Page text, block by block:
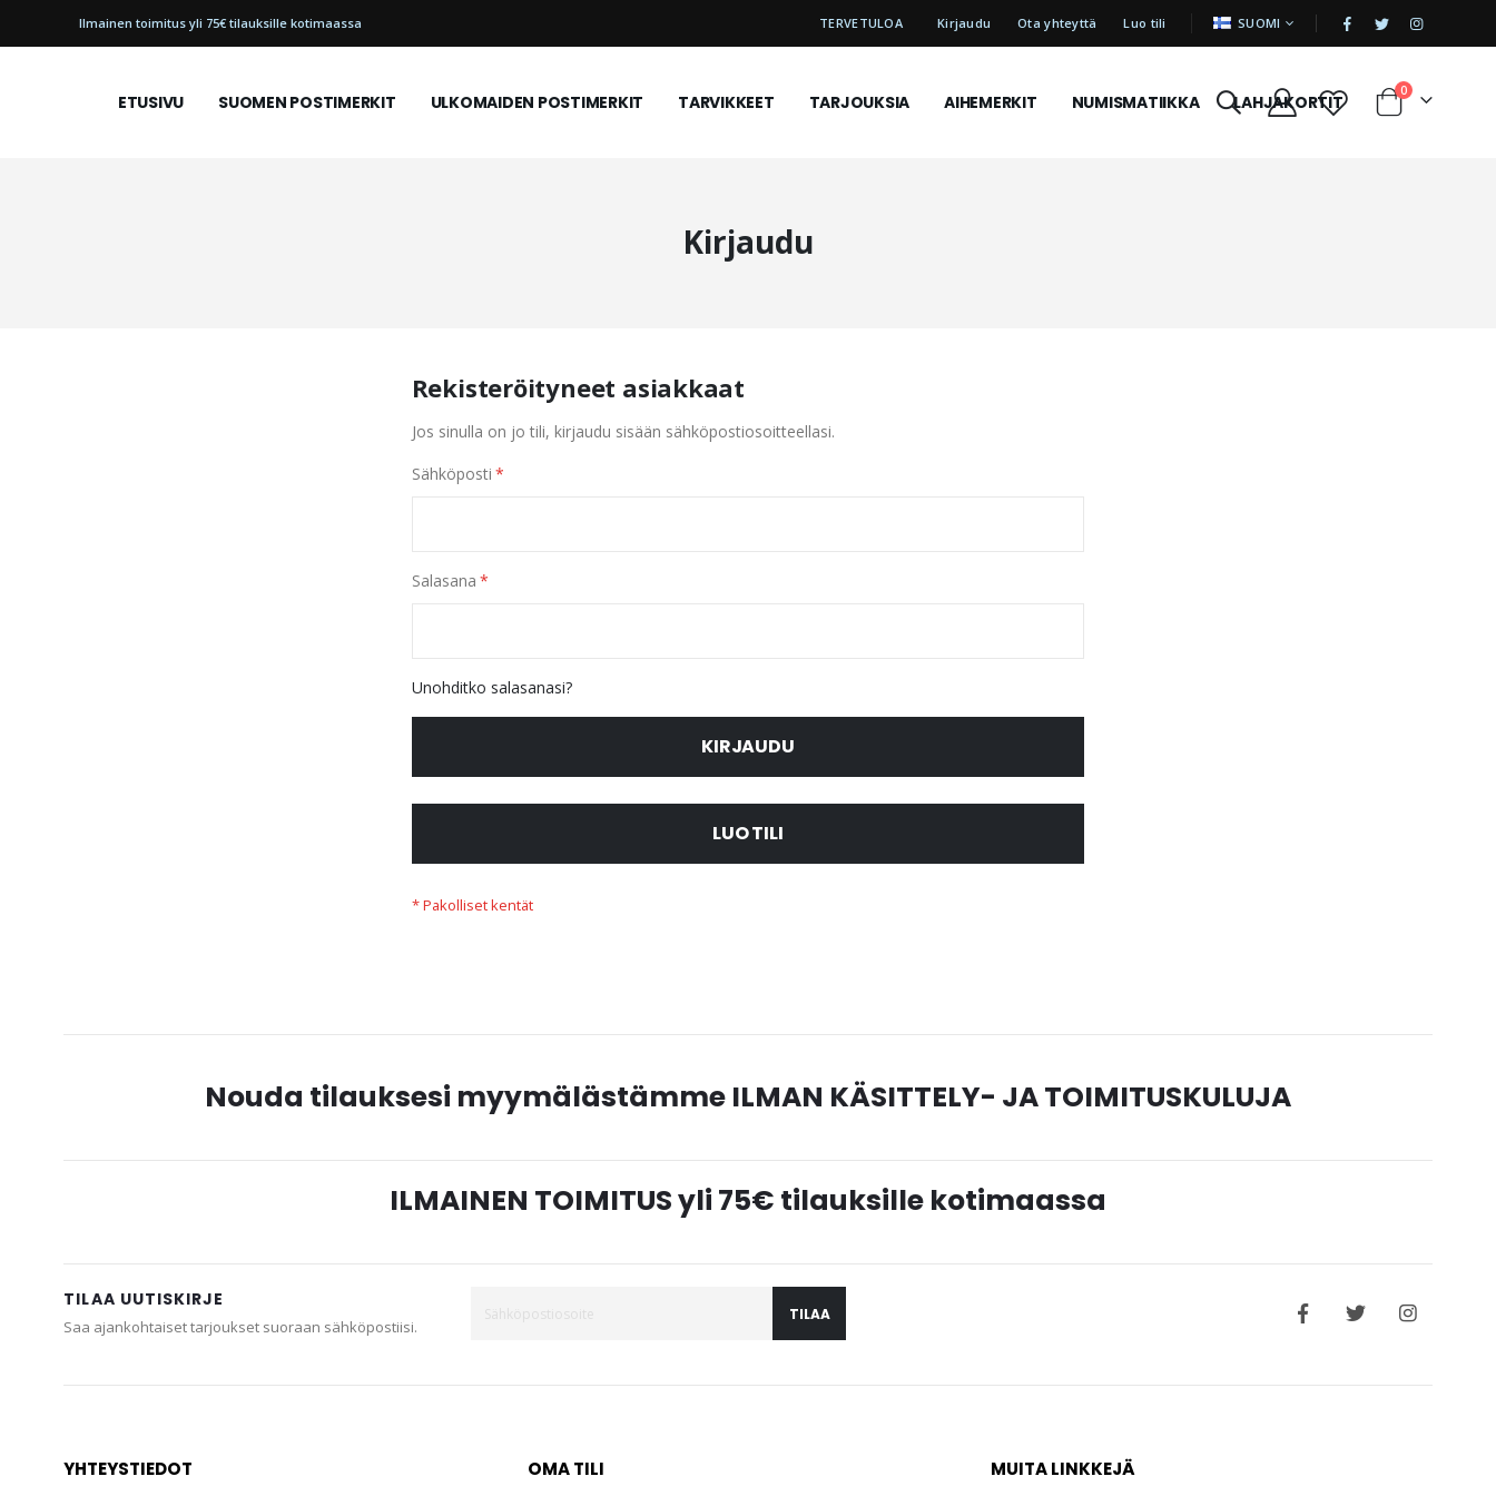
TERVETULOA Kirjaudu Ota yhteyttä Luo tili KIELI SUOMI |
Ilmainen toimitus yli 75€ tilauksille kotimaassa
ETUSIVU SUOMEN POSTIMERKIT ULKOMAIDEN POSTIMERKIT TARVIKKEET TARJOUKSIA AIHEMERKIT NUMISMATIIKKA LAHJAKORTIT Cart
0tuotetta
Kirjaudu
Rekisteröityneet asiakkaat
Jos sinulla on jo tili, kirjaudu sisään sähköpostiosoitteellasi.
Sähköposti
Salasana
Unohditko salasanasi?
KIRJAUDU
LUO TILI
Nouda tilauksesi myymälästämme ILMAN KÄSITTELY- JA TOIMITUSKULUJA
ILMAINEN TOIMITUS yli 75€ tilauksille kotimaassa
TILAA UUTISKIRJE
Saa ajankohtaiset tarjoukset suoraan sähköpostiisi.
TILAA
YHTEYSTIEDOT OMA TILI MUITA LINKKEJÄ